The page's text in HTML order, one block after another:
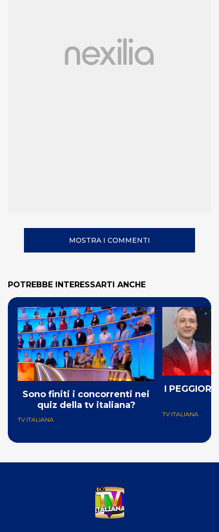
MOSTRA I COMMENTI
POTREBBE INTERESSARTI ANCHE
Sono finiti i concorrenti nei
quiz della tv italiana?
TV ITALIANA
I
TV ITALIANA